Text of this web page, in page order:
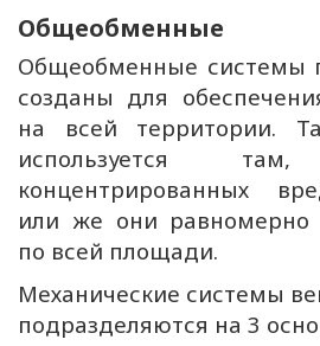
Общеобменные
Общеобменные системы
созданы для
на всей территории.
используется
концентрированных
или же они равномерно
по всей площади.
Механические системы
подразделяются на 3